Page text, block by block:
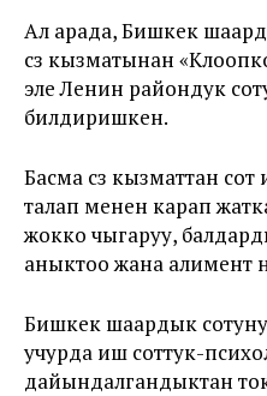
Ал арада, Бишкек
сөз кызматынан
эле Ленин райондук
билдиришкен.
Басма сөз кызматтан
талап менен карап
жокко чыгаруу,
аныктоо жана алимент
Бишкек шаардык
учурда иш соттук-
дайындалгандыктан